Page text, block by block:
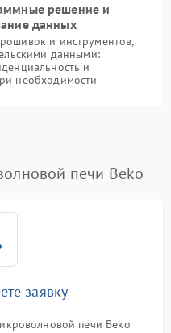
решение и
данных
и инструментов,
данными:
и
необходимости
печи Beko
заявку
печи Beko